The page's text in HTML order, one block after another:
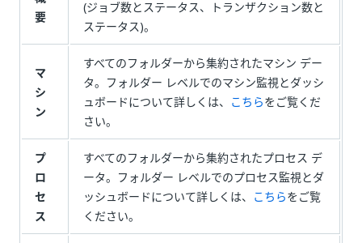
要
(ジョブ数とステータス、トランザクション数と
ステータス)。
マ
シ
ン
すべてのフォルダーから集約されたマシン デー
タ。フォルダー レベルでのマシン監視とダッシ
ュボードについて詳しくは、 こちらをご覧くだ
さい。
プ
ロ
セ
ス
すべてのフォルダーから集約されたプロセス デ
ータ。フォルダー レベルでのプロセス監視とダ
ッシュボードについて詳しくは、 こちらをご覧
ください。